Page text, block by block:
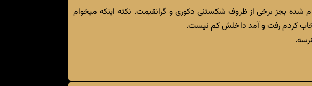
شده بجز برخی از ظروف شکستنی دکوری و گرانقیمت. نکته اینکه میخوام